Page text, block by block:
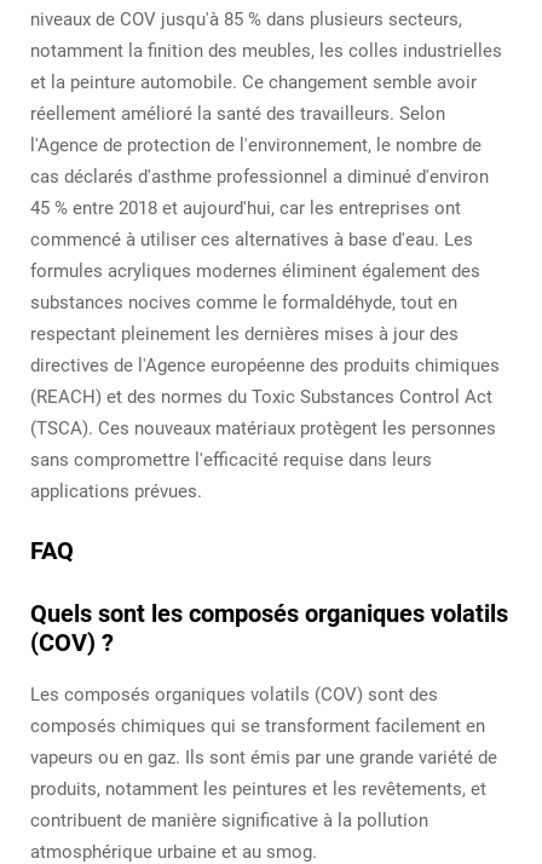
niveaux de COV jusqu'à 85 % dans plusieurs secteurs,
notamment la finition des meubles, les colles industrielles
et la peinture automobile. Ce changement semble avoir
réellement amélioré la santé des travailleurs. Selon
l'Agence de protection de l'environnement, le nombre de
cas déclarés d'asthme professionnel a diminué d'environ
45 % entre 2018 et aujourd'hui, car les entreprises ont
commencé à utiliser ces alternatives à base d'eau. Les
formules acryliques modernes éliminent également des
substances nocives comme le formaldéhyde, tout en
respectant pleinement les dernières mises à jour des
directives de l'Agence européenne des produits chimiques
(REACH) et des normes du Toxic Substances Control Act
(TSCA). Ces nouveaux matériaux protègent les personnes
sans compromettre l'efficacité requise dans leurs
applications prévues.
FAQ
Quels sont les composés organiques volatils
(COV) ?
Les composés organiques volatils (COV) sont des
composés chimiques qui se transforment facilement en
vapeurs ou en gaz. Ils sont émis par une grande variété de
produits, notamment les peintures et les revêtements, et
contribuent de manière significative à la pollution
atmosphérique urbaine et au smog.